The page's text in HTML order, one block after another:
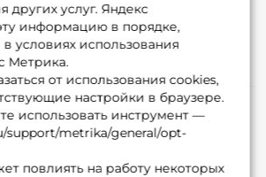
других услуг. Яндекс
информацию в порядке,
условиях использования
Метрика.
от использования cookies,
настройки в браузере.
использовать инструмент —
support/metrika/general/opt-
повлиять на работу некоторых
2009-2026